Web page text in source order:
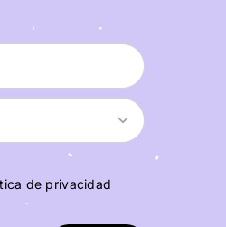
de privacidad